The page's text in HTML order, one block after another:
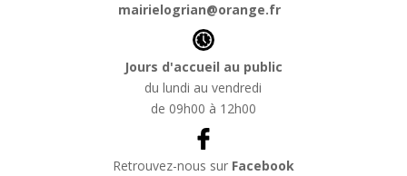
mairielogrian@orange.fr
Jours d'accueil au public
du lundi au vendredi
de 09h00 à 12h00
Retrouvez-nous sur Facebook